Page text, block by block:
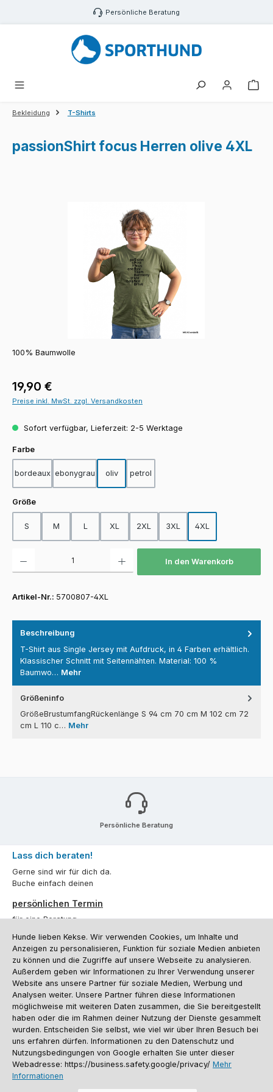
Zum Hauptinhalt springen Persönliche Beratung
Bekleidung T-Shirts
passionShirt focus Herren olive 4XL
100% Baumwolle
Regulärer Preis:
19,90 €
Preise inkl. MwSt. zzgl. Versandkosten
Sofort verfügbar, Lieferzeit: 2-5 Werktage
Farbeauswählen
bordeaux ebonygrau oliv petrol
Größeauswählen
S M L XL 2XL 3XL 4XL
In den Warenkorb
Artikel-Nr.: 5700807-4XL
Beschreibung
T-Shirt aus Single Jersey mit Aufdruck, in 4 Farben erhältlich.
Klassischer Schnitt mit Seitennähten. Material: 100 %
Baumwo… Mehr
Größeninfo
GrößeBrustumfangRückenlänge S 94 cm 70 cm M 102 cm 72
cm L 110 c… Mehr
Persönliche Beratung
Lass dich beraten!
Gerne sind wir für dich da.
Buche einfach deinen
persönlichen Termin
für eine Beratung.
Oder über unserKontaktformular.
Vertrag widerrufen
Kundenservice
Informationen
Social Media und Kontakt
Versandinformationen
Batterieentsorgung
Warenrücksendung Sporthund Katalog
Hunde lieben Kekse. Wir verwenden Cookies, um Inhalte und
Anzeigen zu personalisieren, Funktion für soziale Medien anbieten
zu können und die Zugriffe auf unsere Webseite zu analysieren.
Außerdem geben wir Informationen zu Ihrer Verwendung unserer
Website ans unsere Partner für soziale Medien, Werbung und
Analysen weiter. Unsere Partner führen diese Informationen
möglichweise mit weiteren Daten zusammen, die Sie bereitgestellt
haben oder die im Rahmen deiner Nutzung der Dienste gesammelt
wurden. Entscheiden Sie selbst, wie viel wir über Ihren Besuch bei
uns erfahren dürfen. Informationen zu den Datenschutz und
Nutzungsbedingungen von Google erhalten Sie unter dieser
Webadresse: https://business.safety.google/privacy/ Mehr
Informationen